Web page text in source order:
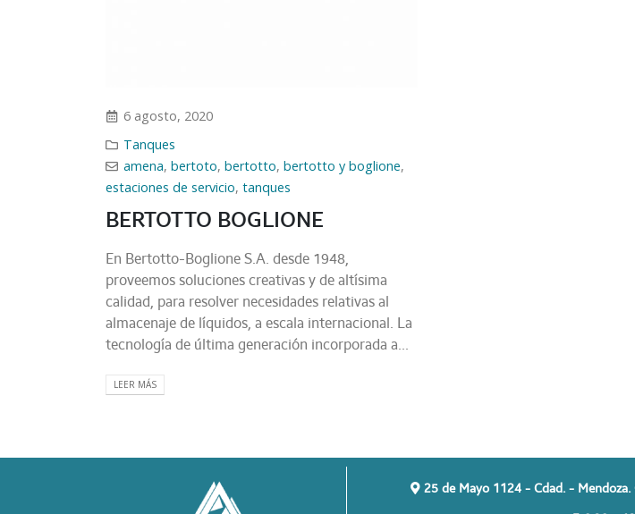
6 agosto, 2020
Tanques
amena,bertoto,bertotto,bertotto y boglione,
estaciones de servicio, tanques
BERTOTTO BOGLIONE
En Bertotto-Boglione S.A. desde 1948,
proveemos soluciones creativas y de altísima
calidad, para resolver necesidades relativas al
almacenaje de líquidos, a escala internacional. La
tecnología de última generación incorporada a...
LEER MÁS
25 de Mayo 1124 - Cdad. - Mendoza.